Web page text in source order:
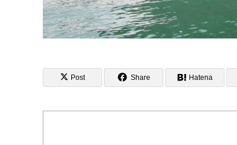
Post Share Hatena